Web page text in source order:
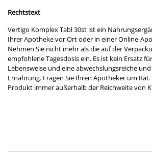
Rechtstext
Vertigo Komplex Tabl 30st ist ein
Ihrer Apotheke vor Ort oder in einer Online-
Nehmen Sie nicht mehr als die auf der
empfohlene Tagesdosis ein. Es ist kein Ersatz
Lebensweise und eine abwechslungsreiche
Ernährung. Fragen Sie Ihren Apotheker um
Produkt immer außerhalb der Reichweite von